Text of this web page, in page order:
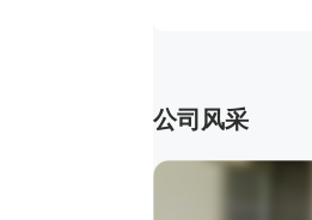
公司风采